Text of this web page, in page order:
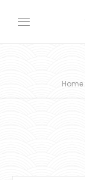
You are here:Home